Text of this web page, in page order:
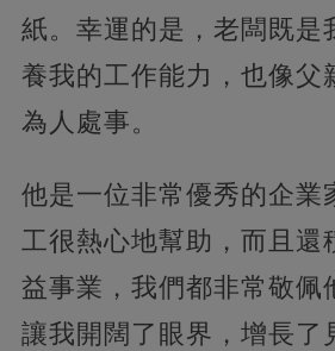
紙。幸運的是，老闆既是
養我的工作能力，也像父
為人處事。
他是一位非常優秀的企業
工很熱心地幫助，而且還
益事業，我們都非常敬佩
讓我開闊了眼界，增長了